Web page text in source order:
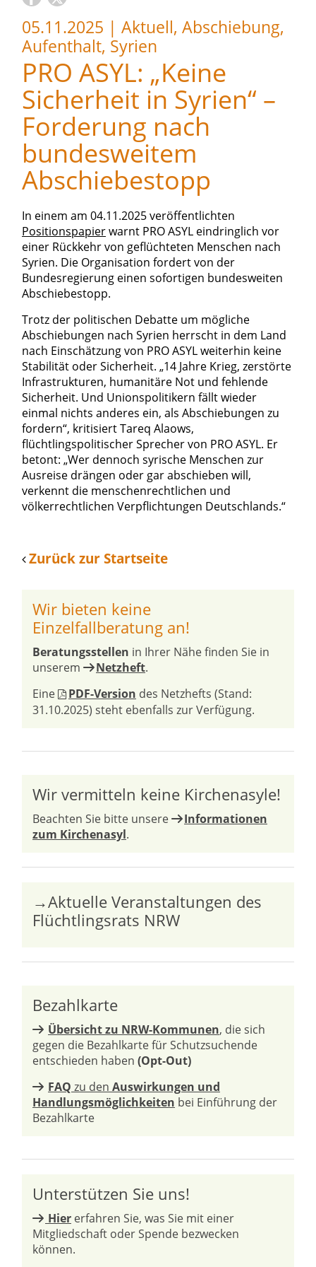
05.11.2025 | Aktuell, Abschiebung,
Aufenthalt, Syrien
PRO ASYL: „Keine
Sicherheit in Syrien“ –
Forderung nach
bundesweitem
Abschiebestopp
In einem am 04.11.2025 veröffentlichten
Positionspapierwarnt PRO ASYL eindringlich vor
einer Rückkehr von geflüchteten Menschen nach
Syrien. Die Organisation fordert von der
Bundesregierung einen sofortigen bundesweiten
Abschiebestopp.
Trotz der politischen Debatte um mögliche
Abschiebungen nach Syrien herrscht in dem Land
nach Einschätzung von PRO ASYL weiterhin keine
Stabilität oder Sicherheit. „14 Jahre Krieg, zerstörte
Infrastrukturen, humanitäre Not und fehlende
Sicherheit. Und Unionspolitikern fällt wieder
einmal nichts anderes ein, als Abschiebungen zu
fordern“, kritisiert Tareq Alaows,
flüchtlingspolitischer Sprecher von PRO ASYL. Er
betont: „Wer dennoch syrische Menschen zur
Ausreise drängen oder gar abschieben will,
verkennt die menschenrechtlichen und
völkerrechtlichen Verpflichtungen Deutschlands.“
Zurück zur Startseite
Wir bieten keine
Einzelfallberatung an!
Beratungsstellen in Ihrer Nähe finden Sie in
unserem
Netzheft.
Eine
PDF-Version des Netzhefts (Stand:
31.10.2025) steht ebenfalls zur Verfügung.
Wir vermitteln keine Kirchenasyle!
Beachten Sie bitte unsere
Informationen
zum Kirchenasyl.
→Aktuelle Veranstaltungen des
Flüchtlingsrats NRW
Bezahlkarte
Übersicht zu NRW-Kommunen, die sich
gegen die Bezahlkarte für Schutzsuchende
entschieden haben (Opt-Out)
FAQ zu den Auswirkungen und
Handlungsmöglichkeiten bei Einführung der
Bezahlkarte
Unterstützen Sie uns!
Hier erfahren Sie, was Sie mit einer
Mitgliedschaft oder Spende bezwecken
können.